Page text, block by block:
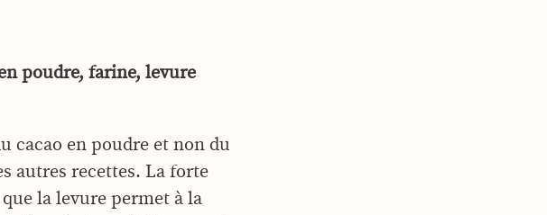
poudre, farine, levure
cacao en poudre et non du
autres recettes. La forte
la levure permet à la